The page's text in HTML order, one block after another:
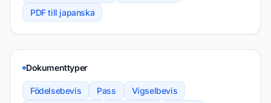
PDF till japanska
Dokumenttyper
Födelsebevis Pass
Vigselbevis